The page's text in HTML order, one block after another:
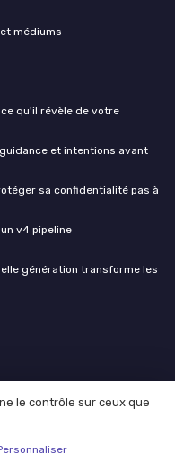
médiums
qu'il révèle de votre
et intentions avant
sa confidentialité pas à
v4 pipeline
génération transforme les
2026
le contrôle sur ceux que